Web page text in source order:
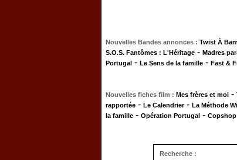
Nouvelles Bandes annonces : Twist À
S.O.S. Fantômes : L'Héritage - Madres
Portugal - Le Sens de la famille - Fast &
Nouvelles fiches film : Mes frères et moi -
rapportée - Le Calendrier- La Méthode
la famille - Opération Portugal - Copshop
Recherche :